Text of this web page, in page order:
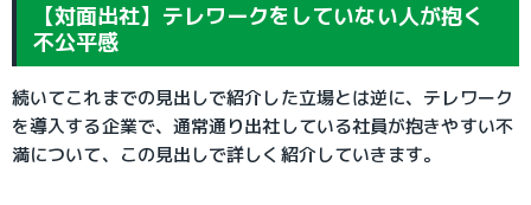
【対面出社】テレワークをしていない人が抱く
不公平感
続いてこれまでの見出しで紹介した立場とは逆に、テレワーク
を導入する企業で、通常通り出社している社員が抱きやすい不
満について、この見出しで詳しく紹介していきます。